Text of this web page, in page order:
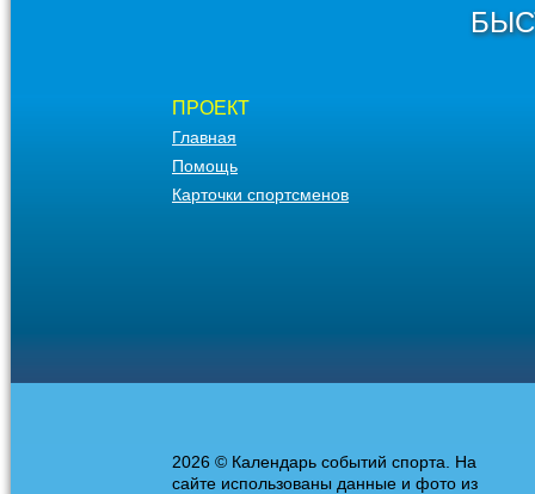
ПРОЕКТ
Главная
Помощь
Карточки спортсменов
2026 © Календарь событий спорта. На
сайте использованы данные и фото из